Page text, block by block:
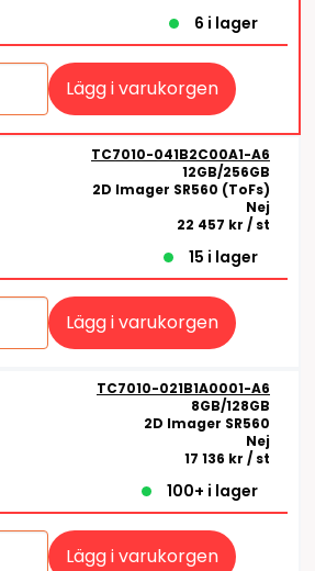
6 i lager
Lägg i varukorgen
TC7010-041B2C00A1-A6
12GB/256GB
2D Imager SR560 (ToFs)
Nej
22 457 kr / st
15 i lager
Lägg i varukorgen
TC7010-021B1A0001-A6
8GB/128GB
2D Imager SR560
Nej
17 136 kr / st
100+ i lager
Lägg i varukorgen